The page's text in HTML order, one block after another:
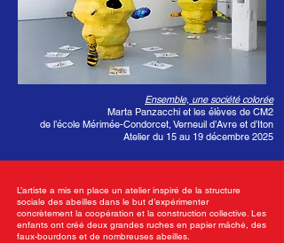
Ensemble, une société colorée
Marta Panzacchi et les élèves de CM2
de l’école Mérimée-Condorcet, Verneuil d’Avre et d’Iton
Atelier du 15 au 19 décembre 2025
L’artiste a mis en place un atelier inspiré de la structure
sociale des abeilles dans le but d’expérimenter
concrètement la coopération et la construction collective. Les
enfants ont créé deux grandes ruches en papier mâché, des
faux-bourdons et de nombreuses abeilles.